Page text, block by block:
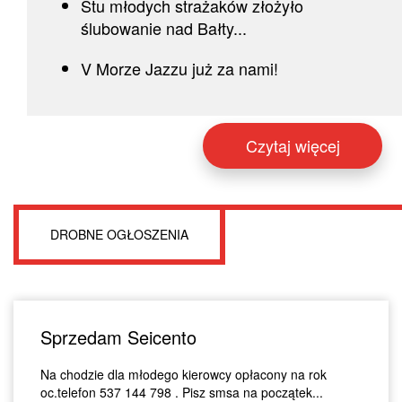
Stu młodych strażaków złożyło
ślubowanie nad Bałty...
V Morze Jazzu już za nami!
Czytaj więcej
DROBNE OGŁOSZENIA
Sprzedam Seicento
Na chodzie dla młodego kierowcy opłacony na rok
oc.telefon 537 144 798 . Pisz smsa na początek...